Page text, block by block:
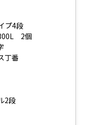
プ4段
2個
丁番
2段